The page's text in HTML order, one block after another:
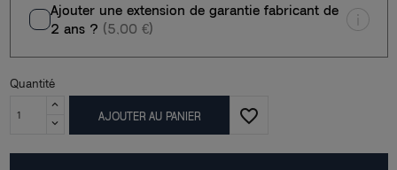
Ajouter une extension de garantie fabricant de
2 ans ? (5,00 €)
Quantité
AJOUTER AU PANIER favorite_border